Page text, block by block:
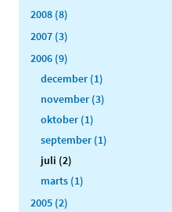
2008 (8)
2007 (3)
2006 (9)
december (1)
november (3)
oktober (1)
september (1)
juli (2)
marts (1)
2005 (2)